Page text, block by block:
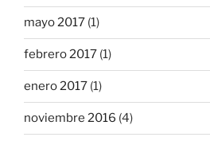
mayo 2017 (1)
febrero 2017 (1)
enero 2017 (1)
noviembre 2016 (4)